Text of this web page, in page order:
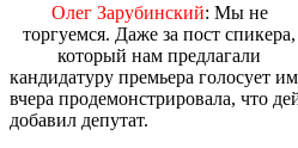
Олег Зарубинский: Мы не
торгуемся. Даже за пост спикера,
который нам предлагали
кандидатуру премьера голосует
вчера продемонстрировала, что
добавил депутат.